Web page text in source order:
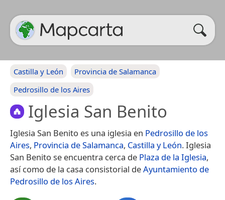
Castilla y León
Provincia de Salamanca
Pedrosillo de los Aires
Iglesia San Benito
Iglesia San Benito es una iglesia en Pedrosillo de los
Aires, Provincia de Salamanca, Castilla y León. Iglesia
San Benito se encuentra cerca de Plaza de la Iglesia,
así como de la casa consistorial deAyuntamiento de
Pedrosillo de los Aires.